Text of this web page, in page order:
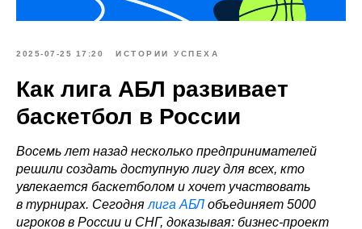
2025-07-25 17:20 ИСТОРИИ УСПЕХА
Как лига АБЛ развивает
баскетбол в России
Восемь лет назад несколько предпринимателей
решили создать доступную лигу для всех, кто
увлекается баскетболом и хочет участвовать
в турнирах. Сегодня лига АБЛ объединяет 5000
игроков в России и СНГ, доказывая: бизнес-проект